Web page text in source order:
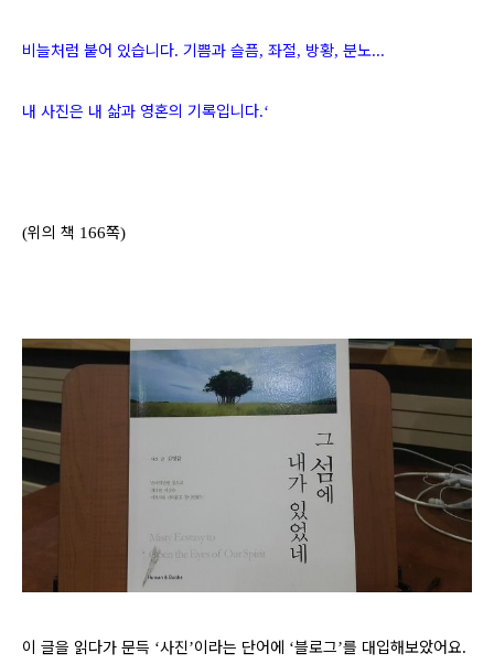
비늘처럼 붙어 있습니다. 기쁨과 슬픔, 좌절, 방황, 분노...
내 사진은 내 삶과 영혼의 기록입니다.‘
(위의 책 166쪽)
이 글을 읽다가 문득 ‘사진’이라는 단어에 ‘블로그’를 대입해보았어요.